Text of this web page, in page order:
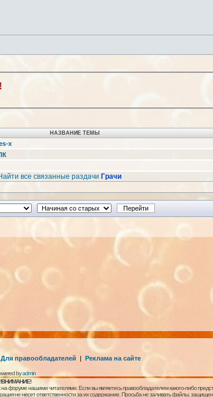
НАЗВАНИЕ ТЕМЫ
x
все связанные раздачи Грачи
Для правообладателей | Реклама на сайте
byadmin
!ВНИМАНИЕ!
форуме нашими читателями. Если вы являетесь правообладателем какого-либо
не несет ответственности за их содержание. Просьба не заливать файлы,